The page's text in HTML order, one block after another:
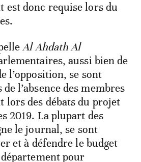
est donc requise lors du
Al Ahdath Al
aussi bien de
l’opposition, se sont
l’absence des membres
lors des débats du projet
2019. La plupart des
le journal, se sont
et à défendre le budget
pour